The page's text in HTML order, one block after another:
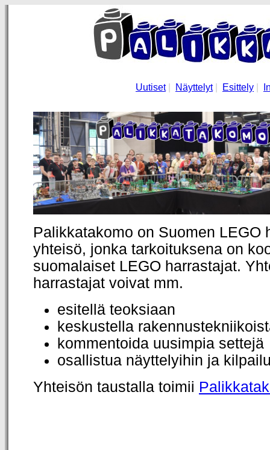
Uutiset| Näyttelyt| Esittely
Palikkatakomo on Suomen LEGO
yhteisö, jonka tarkoituksena on
suomalaiset LEGO harrastajat.
harrastajat voivat mm.
esitellä teoksiaan
keskustella
kommentoida uusimpia settejä
osallistua näyttelyihin ja
Yhteisön taustalla toimii